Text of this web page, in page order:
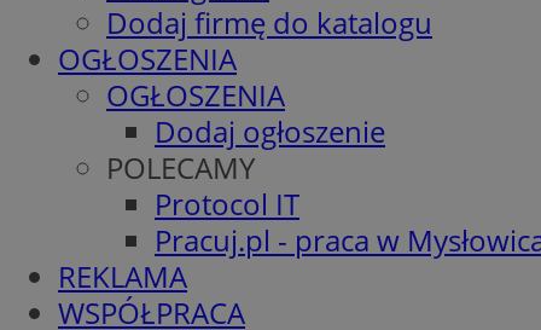
Dodaj firmę do katalogu
OGŁOSZENIA
OGŁOSZENIA
Dodaj ogłoszenie
POLECAMY
Protocol IT
Pracuj.pl - praca w
REKLAMA
WSPÓŁPRACA